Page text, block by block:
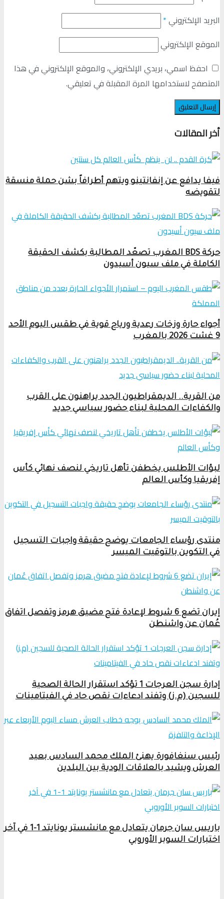
البريد الإلكتروني*
الموقع الإلكتروني
احفظ اسمي، بريدي الإلكتروني، والموقع الإلكتروني في هذا
المتصفح لاستخدامها المرة المقبلة في تعليقي.
أخر المقالات
فيفا يدافع عن إنفانتينو ويتهم أطرافاً بشن حملة منسقة
لتقويضه
حركة BDS المغرب تصعّد المطالبة بكشف الحقيقة
الكاملة في ملف سيون أسيدون
أجواء حارة وزخات رعدية ورياح قوية في طقس اليوم الأحد
9 غشت 2026 بالمغرب
من القرية.. الديمقراطيون الجدد يراهنون على القرب
والكفاءات المحلية لبناء حضور سياسي جديد
لبؤات الأطلس يخطفن تأهل تاريخي لنصف نهائي كأس
إفريقيا وكأس العالم
منتدى رؤساء الجامعات يوضح حقيقة واجبات التسجيل
في التكوين بالتوقيت الميسر
إيران تضع 6 شروط لإعادة فتح مضيق هرمز وتفصل اتفاق
عُمان عن واشنطن
إدارة سجن العرجات 1 تؤكد استقرار الحالة الصحية
للسجين (م.ز) وتفند ادعاءات نقص حاد في الفيتامينات
رئيس سنغافورة يهنئ الملك محمد السادس بعيد
العرش ويشيد بالعلاقات الودية بين البلدين
باريس سان جرمان يتعادل مع مانشستر يونايتد 1-1 في آخر
اختبارات السوبر الأوروبي